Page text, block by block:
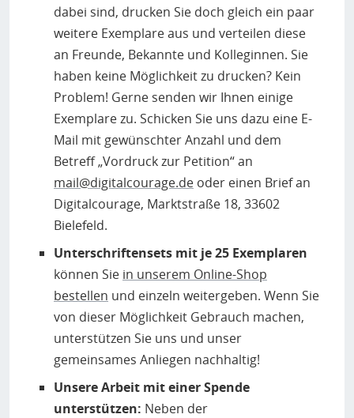
dabei sind, drucken Sie doch gleich ein paar
weitere Exemplare aus und verteilen diese
an Freunde, Bekannte und Kolleginnen. Sie
haben keine Möglichkeit zu drucken? Kein
Problem! Gerne senden wir Ihnen einige
Exemplare zu. Schicken Sie uns dazu eine E-
Mail mit gewünschter Anzahl und dem
Betreff „Vordruck zur Petition“ an
mail@digitalcourage.de oder einen Brief an
Digitalcourage, Marktstraße 18, 33602
Bielefeld.
Unterschriftensets mit je 25 Exemplaren
können Sie in unserem Online-Shop
bestellen und einzeln weitergeben. Wenn Sie
von dieser Möglichkeit Gebrauch machen,
unterstützen Sie uns und unser
gemeinsames Anliegen nachhaltig!
Unsere Arbeit mit einer Spende
unterstützen: Neben der